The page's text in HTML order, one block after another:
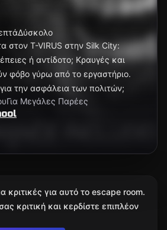
Δύσκολο
στον T-VIRUS στην Silk City:
ή αντίδοτο; Κραυγές και
φόβο γύρω από το εργαστήριο.
την ασφάλεια των πολιτών;
Για Μεγάλες Παρέες
για αυτό το escape room.
κριτική και κερδίστε επιπλέον